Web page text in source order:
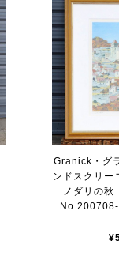
Granick・グ
ンドスクリー
ノダリの秋